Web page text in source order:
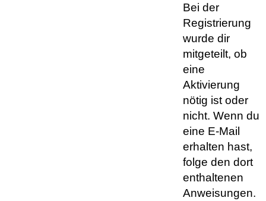
Bei der
Registrierung
wurde dir
mitgeteilt, ob
eine
Aktivierung
nötig ist oder
nicht. Wenn du
eine E-Mail
erhalten hast,
folge den dort
enthaltenen
Anweisungen.